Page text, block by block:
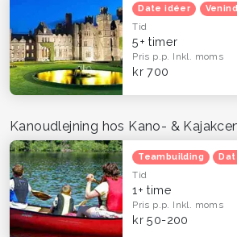
Date idéer
Tid
5+ timer
Pris p.p. Inkl. moms
kr 700
Kanoudlejning hos Kano- &
Teambuilding
Tid
1+ time
Pris p.p. Inkl. moms
kr 50-200